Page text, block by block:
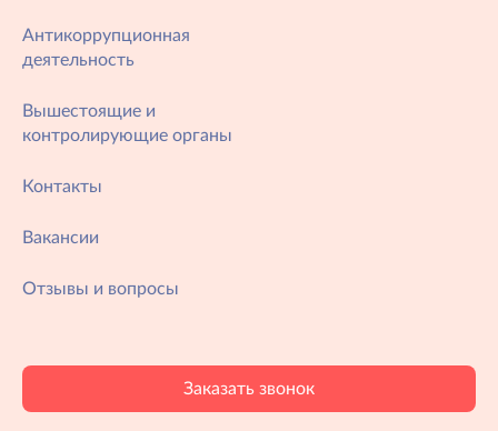
Антикоррупционная
деятельность
Вышестоящие и
контролирующие органы
Контакты
Вакансии
Отзывы и вопросы
Заказать звонок